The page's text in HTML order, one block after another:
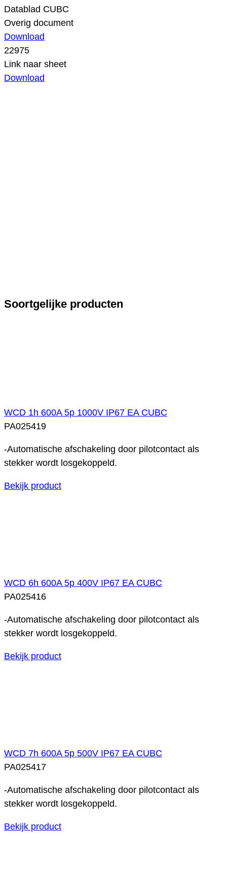
Datablad CUBC
Overig document
Download
22975
Link naar sheet
Download
Soortgelijke producten
WCD 1h 600A 5p 1000V IP67 EA CUBC
PA025419
-Automatische afschakeling door pilotcontact als
stekker wordt losgekoppeld.
Bekijk product
WCD 6h 600A 5p 400V IP67 EA CUBC
PA025416
-Automatische afschakeling door pilotcontact als
stekker wordt losgekoppeld.
Bekijk product
WCD 7h 600A 5p 500V IP67 EA CUBC
PA025417
-Automatische afschakeling door pilotcontact als
stekker wordt losgekoppeld.
Bekijk product